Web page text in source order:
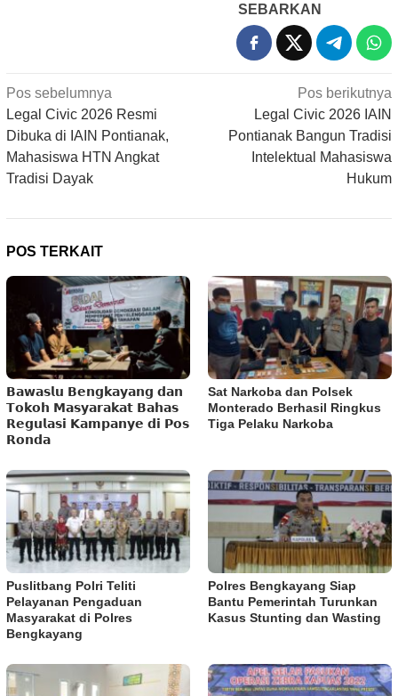
SEBARKAN
Navigasi
pos
Pos sebelumnya
Legal Civic 2026 Resmi
Dibuka di IAIN Pontianak,
Mahasiswa HTN Angkat
Tradisi Dayak
Pos berikutnya
Legal Civic 2026 IAIN
Pontianak Bangun Tradisi
Intelektual Mahasiswa
Hukum
POS TERKAIT
𝗕𝗮𝘄𝗮𝘀𝗹𝘂 𝗕𝗲𝗻𝗴𝗸𝗮𝘆𝗮𝗻𝗴 𝗱𝗮𝗻
𝗧𝗼𝗸𝗼𝗵 𝗠𝗮𝘀𝘆𝗮𝗿𝗮𝗸𝗮𝘁 𝗕𝗮𝗵𝗮𝘀
𝗥𝗲𝗴𝘂𝗹𝗮𝘀𝗶 𝗞𝗮𝗺𝗽𝗮𝗻𝘆𝗲 𝗱𝗶 𝗣𝗼𝘀
𝗥𝗼𝗻𝗱𝗮
Sat Narkoba dan Polsek
Monterado Berhasil Ringkus
Tiga Pelaku Narkoba
Puslitbang Polri Teliti
Pelayanan Pengaduan
Masyarakat di Polres
Bengkayang
Polres Bengkayang Siap
Bantu Pemerintah Turunkan
Kasus Stunting dan Wasting